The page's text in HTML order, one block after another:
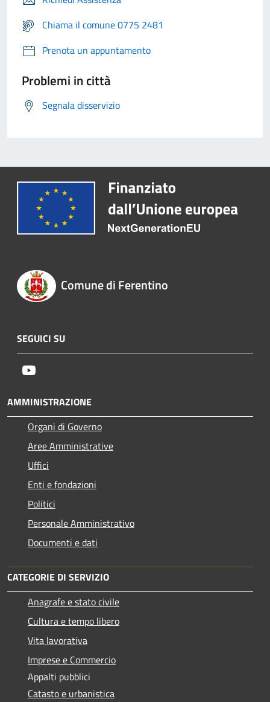
Chiama il comune 0775 2481
Prenota un appuntamento
Problemi in città
Segnala disservizio
Comune di Ferentino
SEGUICI SU
AMMINISTRAZIONE
Organi di Governo
Aree Amministrative
Uffici
Enti e fondazioni
Politici
Personale Amministrativo
Documenti e dati
CATEGORIE DI SERVIZIO
Anagrafe e stato civile
Cultura e tempo libero
Vita lavorativa
Imprese e Commercio
Appalti pubblici
Catasto e urbanistica